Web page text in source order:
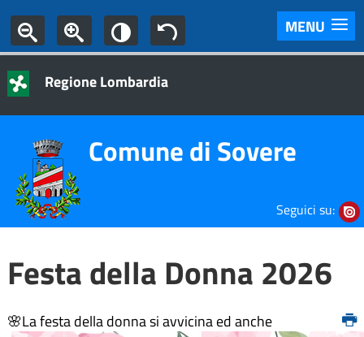
MENU
Regione Lombardia
Comune di Sovere
Seguici su:
Festa della Donna 2026
🌸La festa della donna si avvicina ed anche